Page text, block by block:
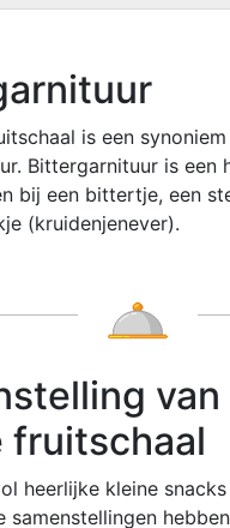
is een
Bittergarnituur is een
bij een bittertje, een
(kruidenjenever).
van
fruitschaal
heerlijke kleine
samenstellingen